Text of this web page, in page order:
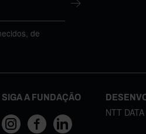
de
SIGA A FUNDAÇÃO
NTT DATA